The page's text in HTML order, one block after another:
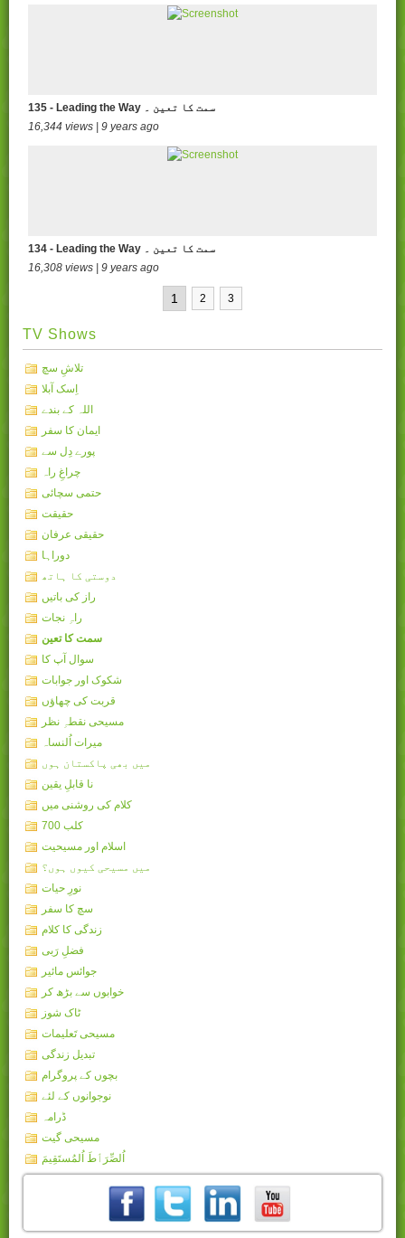
135 - Leading the Way سمت کا تعین ۔
16,344 views | 9 years ago
134 - Leading the Way سمت کا تعین ۔
16,308 views | 9 years ago
1 2 3
TV Shows
تلاشِ سچ
اِسک آبلا
اللہ کے بندے
ایمان کا سفر
پورے دِل سے
چراغِ راہ
حتمی سچائی
حقیقت
حقیقی عرفان
دوراہا
دوستی کا ہاتھ
راز کی باتیں
راہِ نجات
سمت کا تعین
سوال آپ کا
شکوک اور جوابات
قربت کی چھاؤں
مسیحی نقطہِ نظر
میرات اُلنساہ
میں بھی پاکستان ہوں
نا قابلِ یقین
کلام کی روشنی میں
کلب 700
اسلام اور مسیحیت
میں مسیحی کیوں ہوں؟
نورِ حیات
سچ کا سفر
زندگی کا کلام
فضلِ رَبی
جوائس مائیر
خوابوں سے بڑھ کر
ٹاک شوز
مسیحی تَعلیمات
تبدیل زندگی
بچوں کے پروگرام
نوجوانوں کے لئے
ڈرامہ
مسیحی گیت
اُلصِّرَٲطَ اُلمُستَقِيمَ